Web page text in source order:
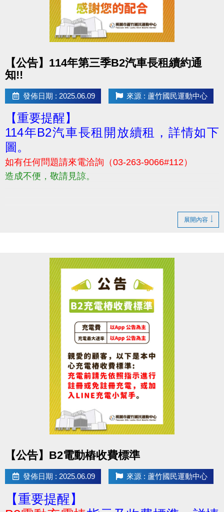
https://docs.google.com/forms/d/e/1FAIpQLSd258G-
usp=header
#街頭健身
---------------------------------------------------
歡迎所有對銀髮族運動、體態保養有興趣之民眾報名
參加！
若有相關問題，請電洽 03-2639066 #106
【公告】114年第三季B2汽車長租續約通
知!!
發佈日期 : 2025.06.09 來源 : 蘆竹國民運動中心
【重要提醒】
114年B2汽車長租開放續租，詳情如下
圖。
如有任何問題請來電洽詢（03-263-9066#112）
造成不便，敬請見諒。
展開內容
【公告】B2電動樁收費標準
發佈日期 : 2025.06.09 來源 : 蘆竹國民運動中心
【重要提醒】